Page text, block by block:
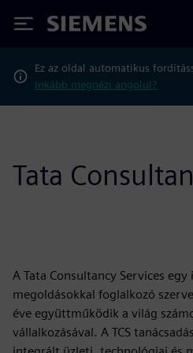
Siemens
Ez az oldal automatikus
Inkább megnézi angolul?
Tata
A Tata Consultancy Services
megoldásokkal foglalkozó
éve együttműködik a világ
vállalkozásával. A TCS